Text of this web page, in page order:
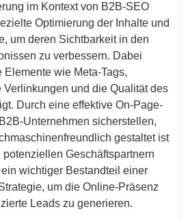
im Kontext von B2B-SEO
Optimierung der Inhalte und
um deren Sichtbarkeit in den
zu verbessern. Dabei
wie Meta-Tags,
Verlinkungen und die Qualität des
Durch eine effektive On-Page-
Unternehmen sicherstellen,
gestaltet ist
Geschäftspartnern
wichtiger Bestandteil einer
um die Online-Präsenz
Leads zu generieren.